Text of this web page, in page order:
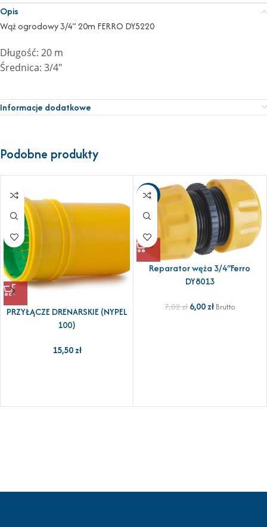
Opis
Wąż ogrodowy 3/4” 20m FERRO DY5220
Długość: 20 m
Średnica: 3/4″
Informacje dodatkowe
Podobne produkty
PRZYŁĄCZE DRENARSKIE (NYPEL
100)
15,50zł
-15%
Reparator węża 3/4″Ferro
DY8013
7,02zł 6,00zł Brutto